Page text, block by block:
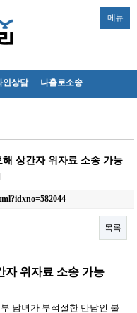
메뉴
인상담 나홀로소송
상간자 위자료 소송 가능
목록
자 위자료 소송 가능
남녀가 부적절한 만남인 불